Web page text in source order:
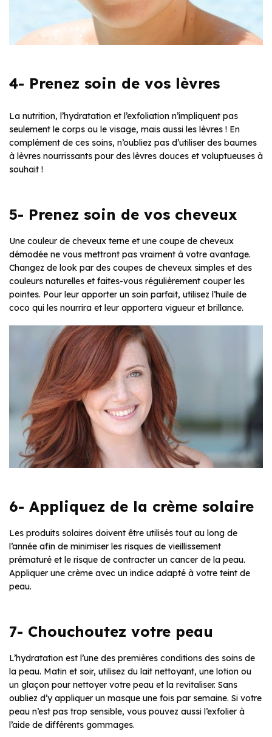
4- Prenez soin de vos lèvres
La nutrition, l’hydratation et l’exfoliation n’impliquent pas
seulement le corps ou le visage, mais aussi les lèvres ! En
complément de ces soins, n’oubliez pas d’utiliser des baumes
à lèvres nourrissants pour des lèvres douces et voluptueuses à
souhait !
5- Prenez soin de vos cheveux
Une couleur de cheveux terne et une coupe de cheveux
démodée ne vous mettront pas vraiment à votre avantage.
Changez de look par des coupes de cheveux simples et des
couleurs naturelles et faites-vous régulièrement couper les
pointes. Pour leur apporter un soin parfait, utilisez l’huile de
coco qui les nourrira et leur apportera vigueur et brillance.
6- Appliquez de la crème solaire
Les produits solaires doivent être utilisés tout au long de
l’année afin de minimiser les risques de vieillissement
prématuré et le risque de contracter un cancer de la peau.
Appliquer une crème avec un indice adapté à votre teint de
peau.
7- Chouchoutez votre peau
L’hydratation est l’une des premières conditions des soins de
la peau. Matin et soir, utilisez du lait nettoyant, une lotion ou
un glaçon pour nettoyer votre peau et la revitaliser. Sans
oubliez d’y appliquer un masque une fois par semaine. Si votre
peau n’est pas trop sensible, vous pouvez aussi l’exfolier à
l’aide de différents gommages.